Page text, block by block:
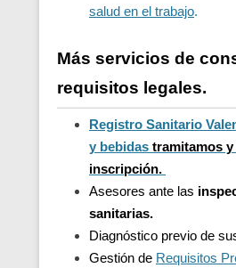
salud en el trabajo.
Más servicios de
requisitos legales.
Registro Sanitario
y bebidas tramitamos
inscripción.
Asesores ante las
sanitarias.
Diagnóstico previo de
Gestión de Requisitos